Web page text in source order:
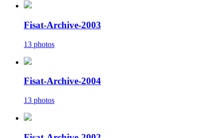
Fisat-Archive-2003
13 photos
Fisat-Archive-2004
13 photos